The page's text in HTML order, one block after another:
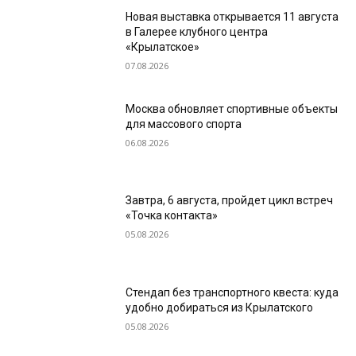
Новая выставка открывается 11 августа
в Галерее клубного центра
«Крылатское»
07.08.2026
Москва обновляет спортивные объекты
для массового спорта
06.08.2026
Завтра, 6 августа, пройдет цикл встреч
«Точка контакта»
05.08.2026
Стендап без транспортного квеста: куда
удобно добираться из Крылатского
05.08.2026